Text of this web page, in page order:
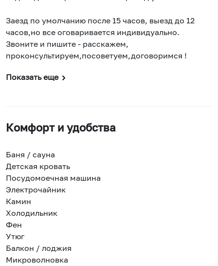
Заезд по умолчанию после 15 часов, выезд до 12
часов,но все оговаривается индивидуально.
Звоните и пишите - расскажем,
проконсультируем,посоветуем,договоримся !
Показать еще
Комфорт и удобства
Баня / сауна
Детская кровать
Посудомоечная машина
Электрочайник
Камин
Холодильник
Фен
Утюг
Балкон / лоджия
Микроволновка